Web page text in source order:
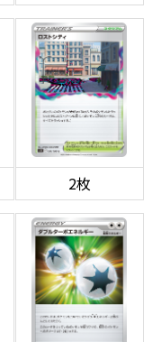
2枚